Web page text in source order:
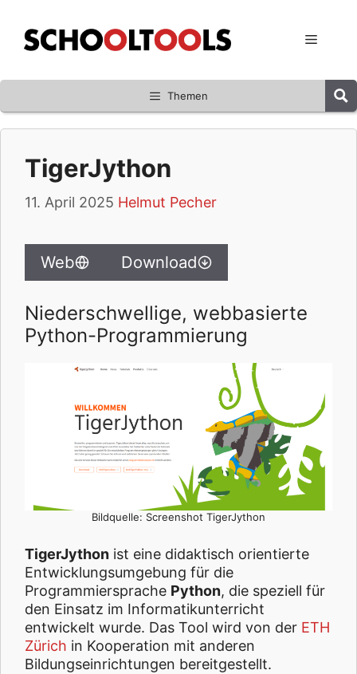
Inhalt
springen
Menü
Themen
TigerJython
11. April 2025 Helmut Pecher
Web Download
Niederschwellige, webbasierte
Python-Programmierung
Bildquelle: Screenshot TigerJython
TigerJython ist eine didaktisch orientierte
Entwicklungsumgebung für die
Programmiersprache Python, die speziell für
den Einsatz im Informatikunterricht
entwickelt wurde. Das Tool wird von der ETH
Zürich in Kooperation mit anderen
Bildungseinrichtungen bereitgestellt.